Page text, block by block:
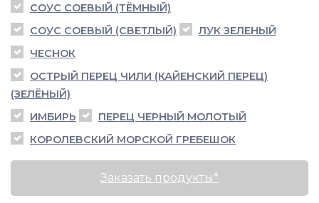
СОУС СОЕВЫЙ (ТЁМНЫЙ)
СОУС СОЕВЫЙ (СВЕТЛЫЙ)
ЛУК ЗЕЛЕНЫЙ
ЧЕСНОК
ОСТРЫЙ ПЕРЕЦ ЧИЛИ (КАЙЕНСКИЙ ПЕРЕЦ)
(ЗЕЛЁНЫЙ)
ИМБИРЬ
ПЕРЕЦ ЧЕРНЫЙ МОЛОТЫЙ
КОРОЛЕВСКИЙ МОРСКОЙ ГРЕБЕШОК
Заказать продукты*